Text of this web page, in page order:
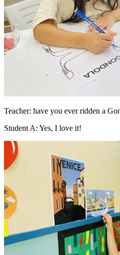
Teacher: have you ever ridden a
Student A: Yes, I love it!